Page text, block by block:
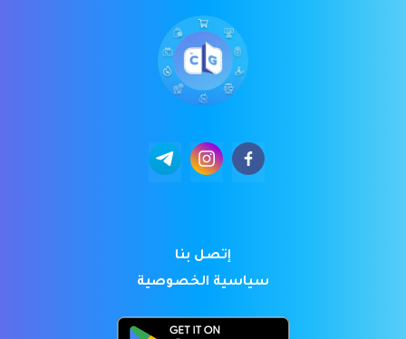
إتصل بنا
سياسية الخصوصية